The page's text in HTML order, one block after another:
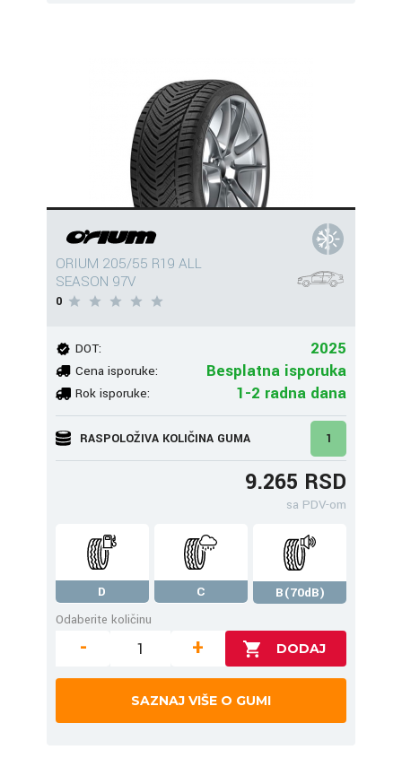
ORIUM 205/55 R19 ALL
SEASON 97V
0
DOT: 2025
Cena isporuke: Besplatna isporuka
Rok isporuke: 1-2 radna dana
RASPOLOŽIVA KOLIČINA GUMA 1
9.265 RSD
sa PDV-om
D C
B(70dB)
Odaberite količinu
- +
SAZNAJ VIŠE O GUMI